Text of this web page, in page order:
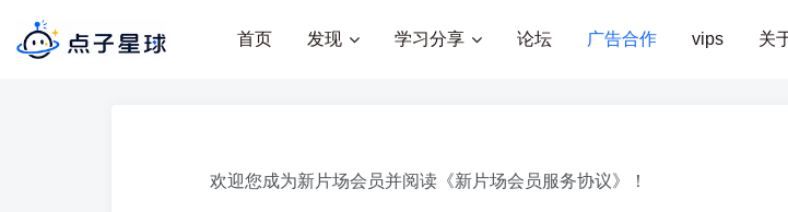
首页 发现 学习分享 论坛 广告合作 vips 关
欢迎您成为新片场会员并阅读《新片场会员服务协议》！